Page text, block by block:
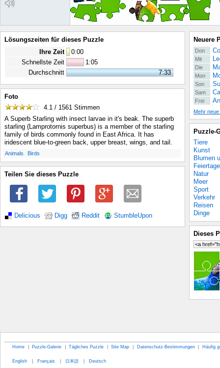
Lösungszeiten für dieses Puzzle
Ihre Zeit
0:00
Schnellste Zeit
1:05
Durchschnitt
7:33
Foto
4.1 / 1561 Stimmen
A Superb Starling with insect larvae in it's beak. The superb
starling (Lamprotornis superbus) is a member of the starling
family of birds commonly found in East Africa. It has
iridescent blue-to-green back, upper breast, wings, and tail.
Animals Birds
Teilen Sie dieses Puzzle
Delicious Digg Reddit StumbleUpon
Neuere
Don
Mit
Die
Mon
Son
Sam
Frei
Mehr
Puzzle-
Tiere
Kunst
Blumen
Feiertage
Natur
Meer
Sport
Verkehr
Reisen
Dinge
Dieses
Home | Puzzle-Galerie | Tägliches Puzzle | Site Map | Datenschutz-Bestimmungen | Häufig
English | Français | 日本語 | Deutsch